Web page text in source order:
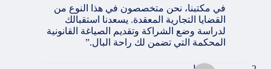
في مكتبنا، نحن متخصصون في هذا النوع من
القضايا التجارية المعقدة. يسعدنا استقبالك
لدراسة وضع الشراكة وتقديم الصياغة القانونية
المحكمة التي تضمن لك راحة البال.”